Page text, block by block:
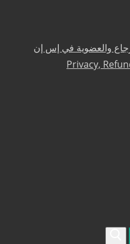
والعضوية في إس إن
Privacy,